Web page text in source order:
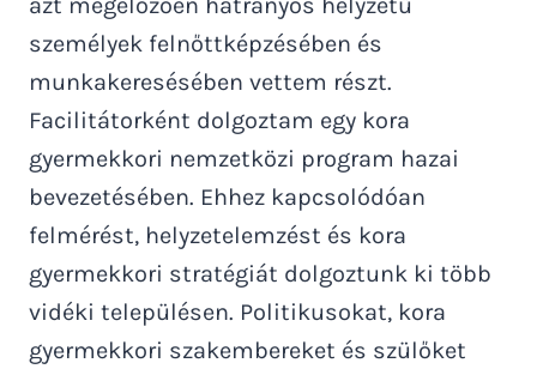
személyek felnőttképzésében és
munkakeresésében vettem részt.
Facilitátorként dolgoztam egy kora
gyermekkori nemzetközi program hazai
bevezetésében. Ehhez kapcsolódóan
felmérést, helyzetelemzést és kora
gyermekkori stratégiát dolgoztunk ki több
vidéki településen. Politikusokat, kora
gyermekkori szakembereket és szülőket